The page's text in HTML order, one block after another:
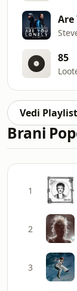
Are
85
Vedi Playlist
Brani
1
2
3